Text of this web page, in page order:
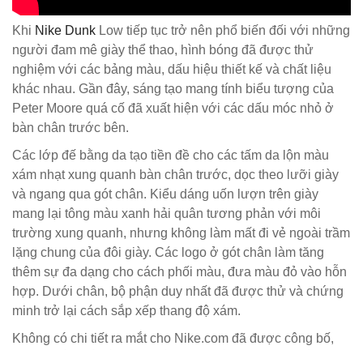
Khi Nike Dunk Low tiếp tục trở nên phổ biến đối với những
người đam mê giày thể thao, hình bóng đã được thử
nghiệm với các bảng màu, dấu hiệu thiết kế và chất liệu
khác nhau. Gần đây, sáng tạo mang tính biểu tượng của
Peter Moore quá cố đã xuất hiện với các dấu móc nhỏ ở
bàn chân trước bên.
Các lớp đế bằng da tạo tiền đề cho các tấm da lộn màu
xám nhạt xung quanh bàn chân trước, dọc theo lưỡi giày
và ngang qua gót chân. Kiểu dáng uốn lượn trên giày
mang lại tông màu xanh hải quân tương phản với môi
trường xung quanh, nhưng không làm mất đi vẻ ngoài trầm
lặng chung của đôi giày. Các logo ở gót chân làm tăng
thêm sự đa dạng cho cách phối màu, đưa màu đỏ vào hỗn
hợp. Dưới chân, bộ phận duy nhất đã được thử và chứng
minh trở lại cách sắp xếp thang độ xám.
Không có chi tiết ra mắt cho Nike.com đã được công bố,